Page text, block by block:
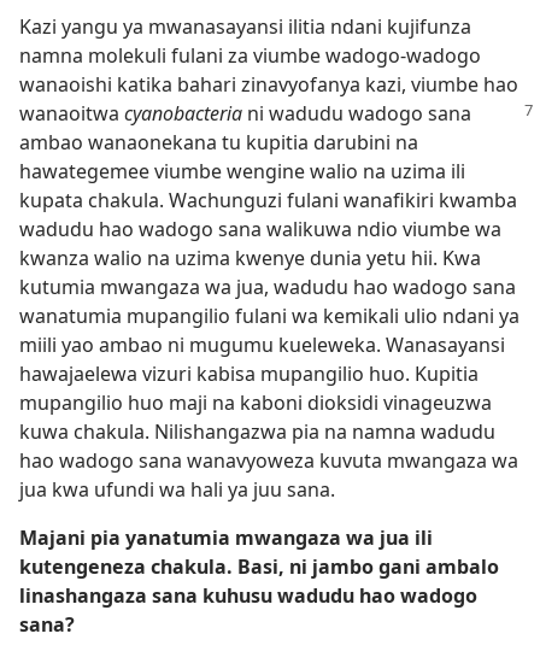
Kazi yangu ya mwanasayansi ilitia ndani kujifunza
namna molekuli fulani za viumbe wadogo​-wadogo
wanaoishi katika bahari zinavyofanya kazi, viumbe hao
wanaoitwa cyanobacteria ni wadudu wadogo sana
ambao wanaonekana tu kupitia darubini na
hawategemee viumbe wengine walio na uzima ili
kupata chakula. Wachunguzi fulani wanafikiri kwamba
wadudu hao wadogo sana walikuwa ndio viumbe wa
kwanza walio na uzima kwenye dunia yetu hii. Kwa
kutumia mwangaza wa jua, wadudu hao wadogo sana
wanatumia mupangilio fulani wa kemikali ulio ndani ya
miili yao ambao ni mugumu kueleweka. Wanasayansi
hawajaelewa vizuri kabisa mupangilio huo. Kupitia
mupangilio huo maji na kaboni dioksidi vinageuzwa
kuwa chakula. Nilishangazwa pia na namna wadudu
hao wadogo sana wanavyoweza kuvuta mwangaza wa
jua kwa ufundi wa hali ya juu sana.
Majani pia yanatumia mwangaza wa jua ili
kutengeneza chakula. Basi, ni jambo gani ambalo
linashangaza sana kuhusu wadudu hao wadogo
sana?